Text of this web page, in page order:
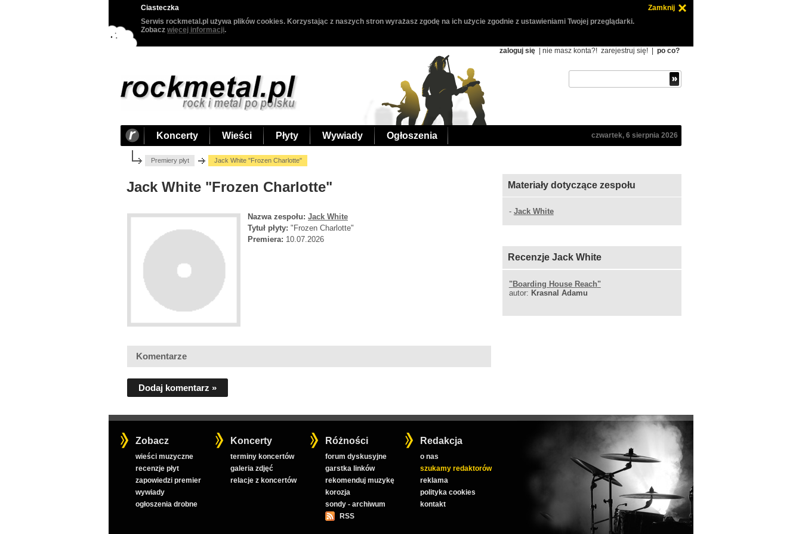
Ciasteczka
Zamknij
Serwis rockmetal.pl używa plików cookies. Korzystając z naszych stron wyrażasz zgodę na ich użycie zgodnie z ustawieniami Twojej przeglądarki.
Zobacz więcej informacji.
zaloguj się | nie masz konta?! zarejestruj się! po co?
Koncerty Wieści Płyty Wywiady Ogłoszenia czwartek, 6 sierpnia 2026
Premiery płyt Jack White "Frozen Charlotte"
Jack White "Frozen Charlotte"
Nazwa zespołu: Jack White
Tytuł płyty: "Frozen Charlotte"
Premiera: 10.07.2026
Komentarze
Dodaj komentarz »
Materiały dotyczące zespołu
- Jack White
Recenzje Jack White
"Boarding House Reach"
autor: Krasnal Adamu
Zobacz
wieści muzyczne
recenzje płyt
zapowiedzi premier
wywiady
ogłoszenia drobne
Koncerty
terminy koncertów
galeria zdjęć
relacje z koncertów
Różności
forum dyskusyjne
garstka linków
rekomenduj muzykę
korozja
sondy - archiwum
RSS
Redakcja
o nas
szukamy redaktorów
reklama
polityka cookies
kontakt